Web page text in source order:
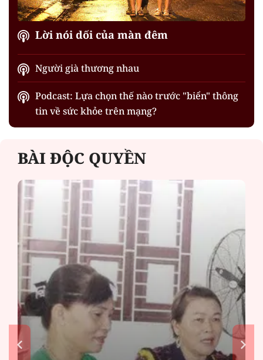
Lời nói dối của màn đêm
Người già thương nhau
Podcast: Lựa chọn thế nào trước "biển" thông
tin về sức khỏe trên mạng?
BÀI ĐỘC QUYỀN